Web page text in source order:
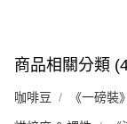
商品相關分類
咖啡豆 《一磅裝